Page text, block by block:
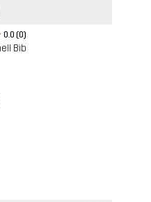
0.0 (0)
Bib